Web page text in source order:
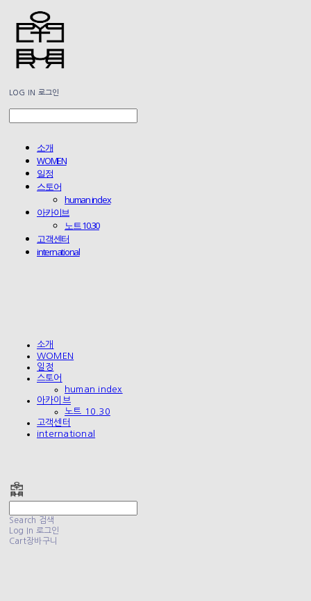
LOG IN 로그인
소개
WOMEN
일정
스토어
human index
아카이브
노트 10.30
고객센터
international
소개
WOMEN
일정
스토어
human index
아카이브
노트 10.30
고객센터
international
Search 검색
Log In 로그인
Cart장바구니